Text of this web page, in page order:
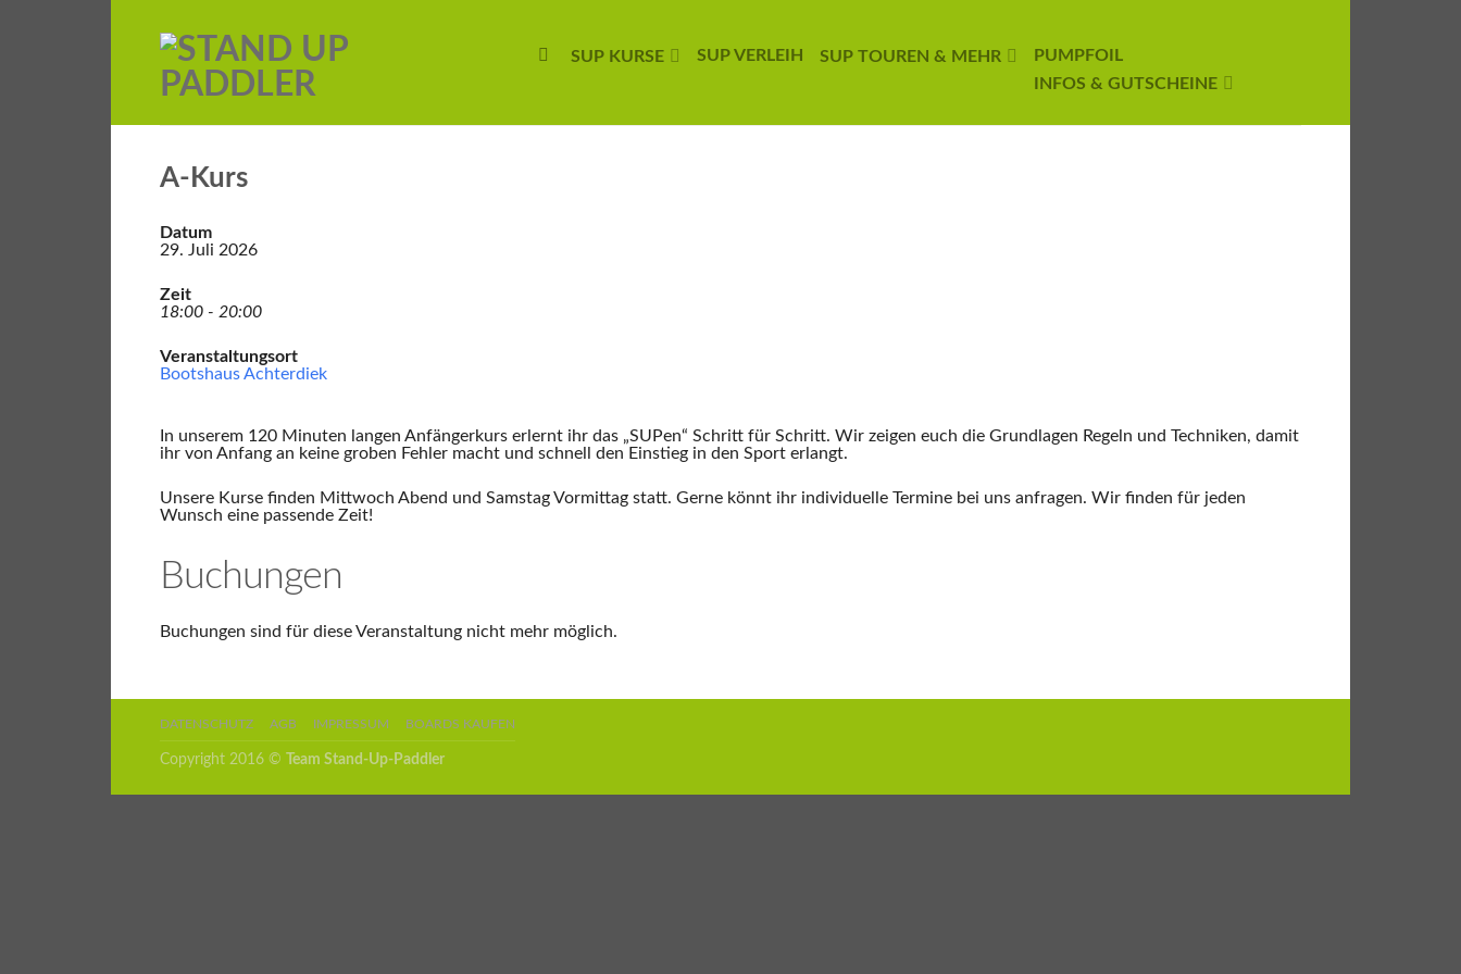
SUP KURSE SUP VERLEIH SUP TOUREN & MEHR
PUMPFOIL
INFOS & GUTSCHEINE
A-Kurs
Datum
29. Juli 2026
Zeit
18:00 - 20:00
Veranstaltungsort
Bootshaus Achterdiek
In unserem 120 Minuten langen Anfängerkurs erlernt ihr das „SUPen“ Schritt für Schritt. Wir zeigen euch die Grundlagen Regeln und Techniken, damit
ihr von Anfang an keine groben Fehler macht und schnell den Einstieg in den Sport erlangt.
Unsere Kurse finden Mittwoch Abend und Samstag Vormittag statt. Gerne könnt ihr individuelle Termine bei uns anfragen. Wir finden für jeden
Wunsch eine passende Zeit!
Buchungen
Buchungen sind für diese Veranstaltung nicht mehr möglich.
DATENSCHUTZ AGB IMPRESSUM BOARDS KAUFEN
Copyright 2016 © Team Stand-Up-Paddler